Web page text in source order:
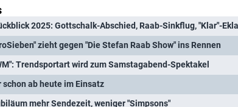
zieht gegen "Die Stefan Raab Show" ins Rennen
Trendsportart wird zum Samstagabend-Spektakel
ab heute im Einsatz
mehr Sendezeit, weniger "Simpsons"